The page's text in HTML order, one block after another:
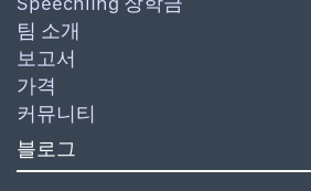
팀 소개
보고서
가격
커뮤니티
블로그